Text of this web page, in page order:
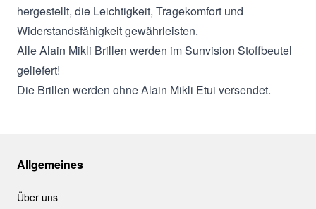
hergestellt, die Leichtigkeit, Tragekomfort und
Widerstandsfähigkeit gewährleisten.
Alle Alain Mikli Brillen werden im Sunvision Stoffbeutel
geliefert!
Die Brillen werden ohne Alain Mikli Etui versendet.
Allgemeines
Über uns